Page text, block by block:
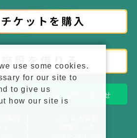
お問い合わせ
use some cookies.
for our site to
to give us
how our site is